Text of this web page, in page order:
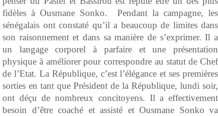
fidèles à Ousmane Sonko. Pendant la campagne, les
sénégalais ont constaté qu’il a beaucoup de limites dans
son raisonnement et dans sa manière de s’exprimer. Il a
un langage corporel à parfaire et une présentation
physique à améliorer pour correspondre au statut de Chef
de l’Etat. La République, c’est l’élégance et ses premières
sorties en tant que Président de la République, lundi soir,
ont déçu de nombreux concitoyens. Il a effectivement
besoin d’être coaché et assisté et Ousmane Sonko va